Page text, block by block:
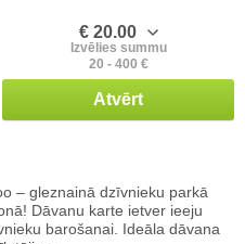
€ 20.00
Izvēlies summu
20 - 400 €
Atvērt
– gleznainā dzīvnieku parkā
Dāvanu karte ietver ieeju
barošanai. Ideāla dāvana